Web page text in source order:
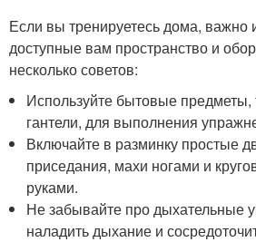
Если вы тренируетесь дома, важно
доступные вам пространство и
несколько советов:
Используйте бытовые предметы,
гантели, для выполнения
Включайте в разминку простые
приседания, махи ногами и
руками.
Не забывайте про дыхательные
наладить дыхание и